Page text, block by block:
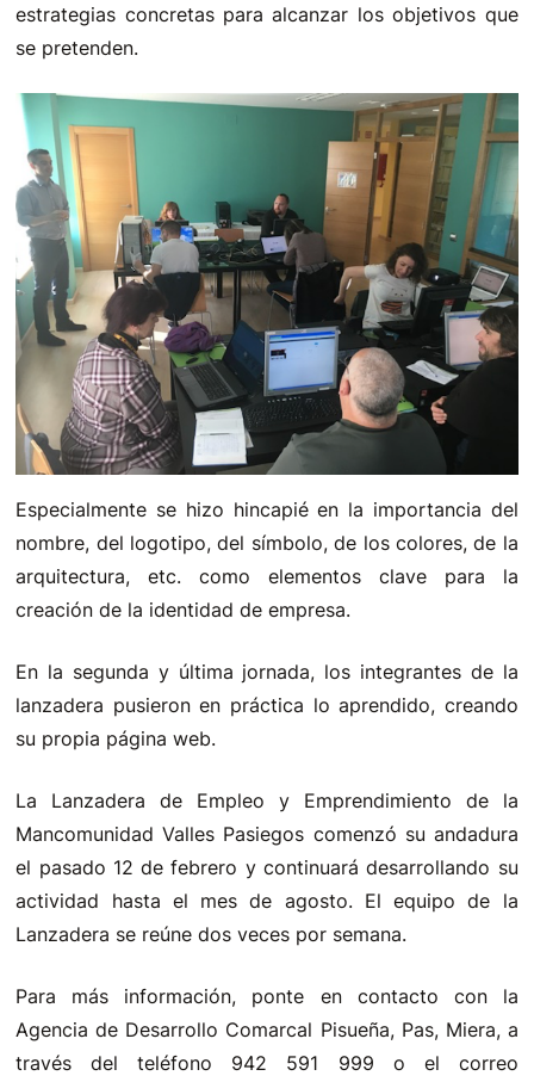
estrategias concretas para alcanzar los objetivos que
se pretenden.
Especialmente se hizo hincapié en la importancia del
nombre, del logotipo, del símbolo, de los colores, de la
arquitectura, etc. como elementos clave para la
creación de la identidad de empresa.
En la segunda y última jornada, los integrantes de la
lanzadera pusieron en práctica lo aprendido, creando
su propia página web.
La Lanzadera de Empleo y Emprendimiento de la
Mancomunidad Valles Pasiegos comenzó su andadura
el pasado 12 de febrero y continuará desarrollando su
actividad hasta el mes de agosto. El equipo de la
Lanzadera se reúne dos veces por semana.
Para más información, ponte en contacto con la
Agencia de Desarrollo Comarcal Pisueña, Pas, Miera, a
través del teléfono 942 591 999 o el correo